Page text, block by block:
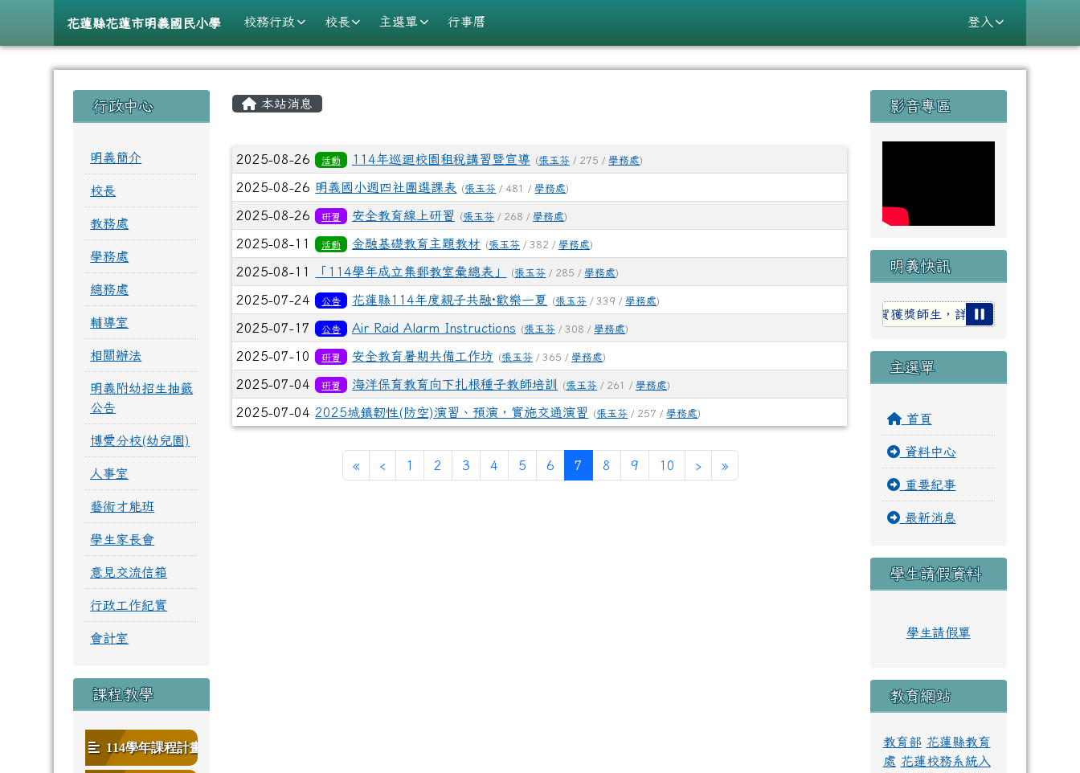
花蓮縣花蓮市明義國民小學
導覽列花蓮縣花蓮市明義國民小學 校務行政 校長 主選單 行事曆 登入
左邊區域內容
行政中心
明義簡介
校長
教務處
學務處
總務處
輔導室
相關辦法
明義附幼招生抽籤
公告
博愛分校(幼兒園)
人事室
藝術才能班
學生家長會
意見交流信箱
行政工作紀實
會計室
課程教學
114學年課程計畫
主內容區域
本站消息
文章列表
2025-08-26 活動 114年巡迴校園租稅講習暨宣導 (張玉芬 / 275 / 學務處)
2025-08-26 明義國小週四社團選課表 (張玉芬 / 481 / 學務處)
2025-08-26 研習 安全教育線上研習 (張玉芬 / 268 / 學務處)
2025-08-11 活動 金融基礎教育主題教材 (張玉芬 / 382 / 學務處)
2025-08-11 「114學年成立集郵教室彙總表」 (張玉芬 / 285 / 學務處)
2025-07-24 公告 花蓮縣114年度親子共融·歡樂一夏 (張玉芬 / 339 / 學務處)
2025-07-17 公告 Air Raid Alarm Instructions (張玉芬 / 308 / 學務處)
2025-07-10 研習 安全教育暑期共備工作坊 (張玉芬 / 365 / 學務處)
2025-07-04 研習 海洋保育教育向下扎根種子教師培訓 (張玉芬 / 261 / 學務處)
2025-07-04 2025城鎮韌性(防空)演習、預演，實施交通演習 (張玉芬 / 257 / 學務處)
«第一頁
‹上一頁
1 2 3 4 5 6 7 (目前頁次)
8 9 10 ›下一頁
»最後頁
右邊區域內容
影音專區
明義快訊
幼115年度新生報名抽籤公告 本校參加114學年度太平洋盃第12屆全國中小學網路小論文專題暨本土使命式行動研究競賽，獲1金3銀2銅佳績，祝賀獲獎師生，詳細資訊請點選連結！
主選單
首頁
資料中心
重要紀事
最新消息
學生請假資料
學生請假單
教育網站
教育部 花蓮縣教育
處 花蓮校務系統入
頁尾區域